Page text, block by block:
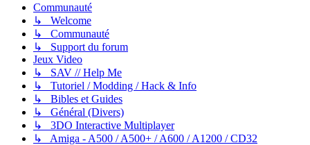
Communauté
↳ Welcome
↳ Communauté
↳ Support du forum
Jeux Video
↳ SAV // Help Me
↳ Tutoriel / Modding / Hack & Info
↳ Bibles et Guides
↳ Général (Divers)
↳ 3DO Interactive Multiplayer
↳ Amiga - A500 / A500+ / A600 / A1200 / CD32